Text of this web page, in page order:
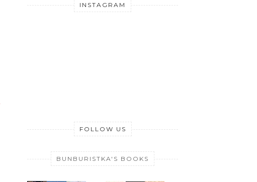
INSTAGRAM
FOLLOW US
BUNBURISTKA'S BOOKS